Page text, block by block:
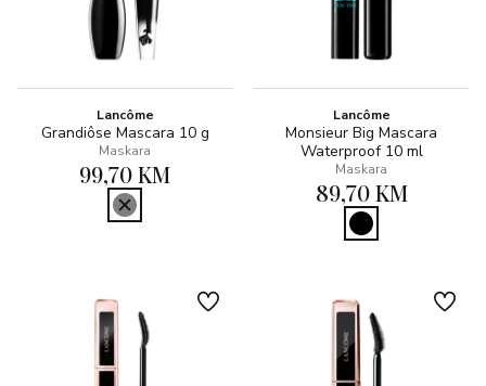
Lancôme
Grandiôse Mascara 10 g
Maskara
99,70 KM
Lancôme
Monsieur Big Mascara
Waterproof 10 ml
Maskara
89,70 KM